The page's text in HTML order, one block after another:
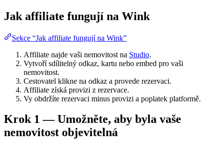
Jak affiliate fungují na Wink
Sekce “Jak affiliate fungují na Wink”
Affiliate najde vaši nemovitost na Studio.
Vytvoří sdílitelný odkaz, kartu nebo embed pro vaši
nemovitost.
Cestovatel klikne na odkaz a provede rezervaci.
Affiliate získá provizi z rezervace.
Vy obdržíte rezervaci minus provizi a poplatek platformě.
Krok 1 — Umožněte, aby byla vaše
nemovitost objevitelná